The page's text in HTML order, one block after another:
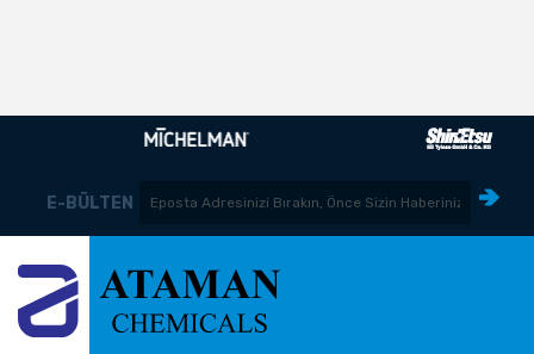
E-BÜLTEN